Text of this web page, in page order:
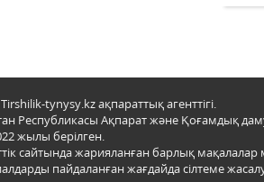
tynysy.kz ақпараттық агенттігі.
Республикасы Ақпарат және Қоғамдық даму
жылы берілген.
сайтында жарияланған барлық
пайдаланған жағдайда сілтеме